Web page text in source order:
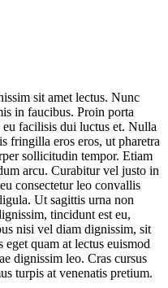
sit amet lectus. Nunc
in faucibus. Proin porta
eu facilisis dui luctus et. Nulla
fringilla eros eros, ut pharetra
sollicitudin tempor. Etiam
arcu. Curabitur vel justo in
consectetur leo convallis
Ut sagittis urna non
tincidunt est eu,
nisi vel diam dignissim, sit
quam at lectus euismod
dignissim leo. Cras cursus
turpis at venenatis pretium.